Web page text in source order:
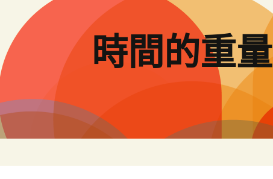
要
內
容
時間的重量